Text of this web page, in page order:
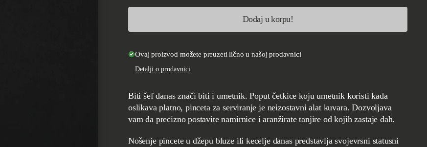
Dodaj u korpu!
Ovaj proizvod možete preuzeti lično u našoj prodavnici
Detalji o prodavnici
Biti šef danas znači biti i umetnik. Poput četkice koju umetnik koristi kada
oslikava platno, pinceta za serviranje je neizostavni alat kuvara. Dozvoljava
vam da precizno postavite namirnice i aranžirate tanjire od kojih zastaje dah.
Nošenje pincete u džepu bluze ili kecelje danas predstavlja svojevrsni statusni